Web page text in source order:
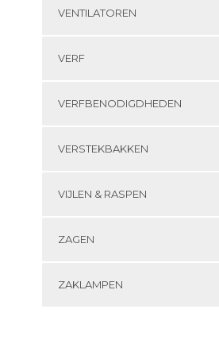
VENTILATOREN
VERF
VERFBENODIGDHEDEN
VERSTEKBAKKEN
VIJLEN & RASPEN
ZAGEN
ZAKLAMPEN